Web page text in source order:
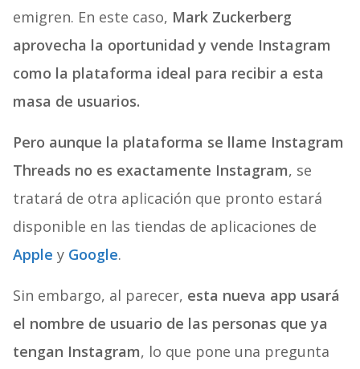
emigren. En este caso, Mark Zuckerberg
aprovecha la oportunidad y vende Instagram
como la plataforma ideal para recibir a esta
masa de usuarios.
Pero aunque la plataforma se llame Instagram
Threads no es exactamente Instagram, se
tratará de otra aplicación que pronto estará
disponible en las tiendas de aplicaciones de
Apple y Google.
Sin embargo, al parecer, esta nueva app usará
el nombre de usuario de las personas que ya
tengan Instagram, lo que pone una pregunta